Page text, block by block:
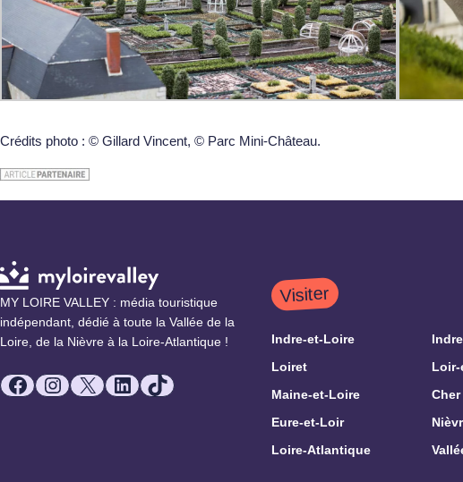
Crédits photo : © Gillard Vincent, © Parc Mini-Château.
MY LOIRE VALLEY : média touristique
indépendant, dédié à toute la Vallée de la
Loire, de la Nièvre à la Loire-Atlantique !
Facebook
Instagram
X LinkedIn
TikTok
Visiter
Indre-et-Loire
Indre
Loiret
Loir-
Maine-et-Loire
Cher
Eure-et-Loir
Loire-Atlantique